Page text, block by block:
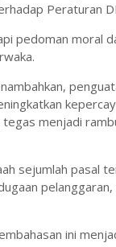
Peraturan
pedoman moral
menjadi
sejumlah pasal
ini